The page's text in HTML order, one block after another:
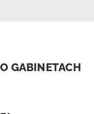
GABINETACH